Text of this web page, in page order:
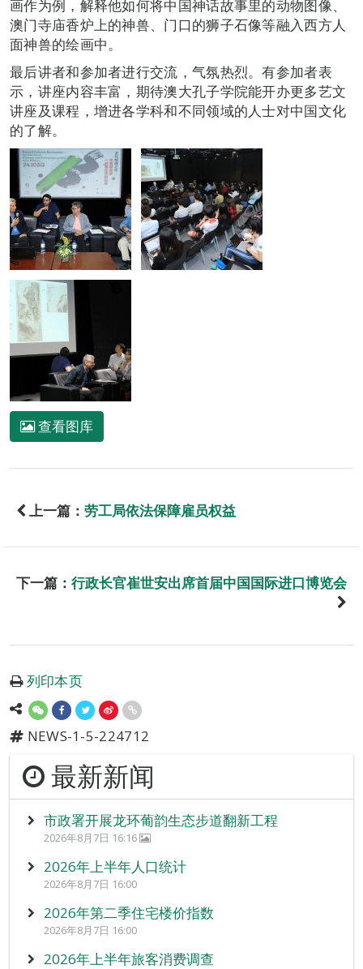
画作为例，解释他如何将中国神话故事里的动物图像、
澳门寺庙香炉上的神兽、门口的狮子石像等融入西方人
面神兽的绘画中。
最后讲者和参加者进行交流，气氛热烈。有参加者表
示，讲座内容丰富，期待澳大孔子学院能开办更多艺文
讲座及课程，增进各学科和不同领域的人士对中国文化
的了解。
查看图库
上一篇： 劳工局依法保障雇员权益
下一篇： 行政长官崔世安出席首届中国国际进口博览会
列印本页
NEWS-1-5-224712
最新新闻
市政署开展龙环葡韵生态步道翻新工程
2026年8月7日 16:16
2026年上半年人口统计
2026年8月7日 16:00
2026年第二季住宅楼价指数
2026年8月7日 16:00
2026年上半年旅客消费调查